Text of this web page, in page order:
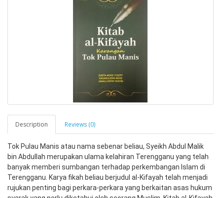
Description Reviews (0)
Tok Pulau Manis atau nama sebenar beliau, Syeikh Abdul Malik
bin Abdullah merupakan ulama kelahiran Terengganu yang telah
banyak memberi sumbangan terhadap perkembangan Islam di
Terengganu. Karya fikah beliau berjudul al-Kifayah telah menjadi
rujukan penting bagi perkara-perkara yang berkaitan asas hukum